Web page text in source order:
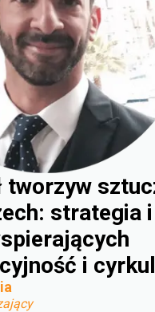
tworzyw
strategia
i